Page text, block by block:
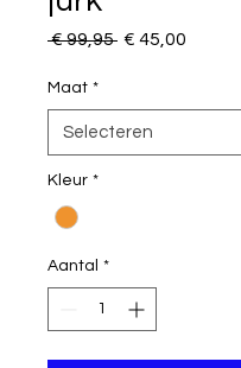
€ 99,95 Normale
€ 45,00
Maat *
Kleur *
Aantal *